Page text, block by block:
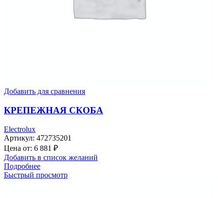
Добавить для сравнения
КРЕПЕЖНАЯ СКОБА
Electrolux
Артикул: 472735201
Цена от: 6 881 ₽
Добавить в список желаний
Подробнее
Быстрый просмотр